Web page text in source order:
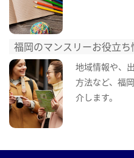
福岡のマンスリーお役立ち
地域情報や、
方法など、福
介します。